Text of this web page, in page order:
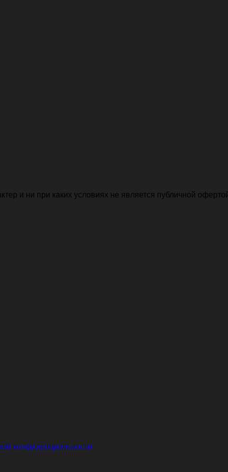
и ни при каких условиях не является публичной
конфиденциальности